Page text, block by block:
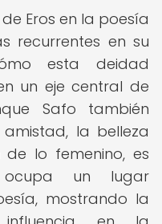
Eros en la poesía
recurrentes en su
esta deidad
un eje central de
Safo también
la belleza
lo femenino, es
ocupa un lugar
mostrando la